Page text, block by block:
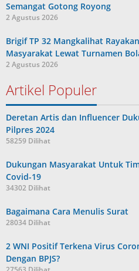
Semangat Gotong Royong
2 Agustus 2026
Brigif TP 32 Mangkalihat
Masyarakat Lewat Turnamen
2 Agustus 2026
Artikel Populer
Deretan Artis dan Influencer
Pilpres 2024
58259 Dilihat
Dukungan Masyarakat Untuk
Covid-19
34302 Dilihat
Bagaimana Cara Menulis Surat
28034 Dilihat
2 WNI Positif Terkena Virus
Dengan BPJS?